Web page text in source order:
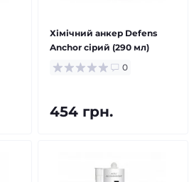
Хімічний анкер Defens
Anchor сірий (290 мл)
0
454 грн.